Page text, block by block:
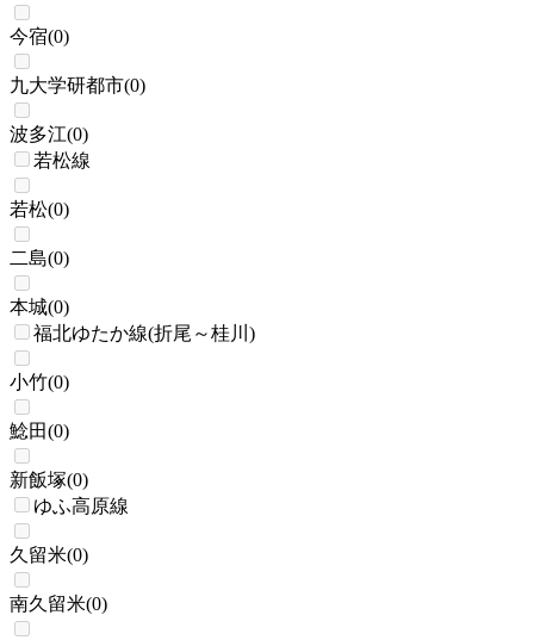
今宿(0)
九大学研都市(0)
波多江(0)
若松線
若松(0)
二島(0)
本城(0)
福北ゆたか線(折尾～桂川)
小竹(0)
鯰田(0)
新飯塚(0)
ゆふ高原線
久留米(0)
南久留米(0)